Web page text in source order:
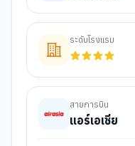
ระดับโรงแรม
สายการบิน
แอร์เอเชีย